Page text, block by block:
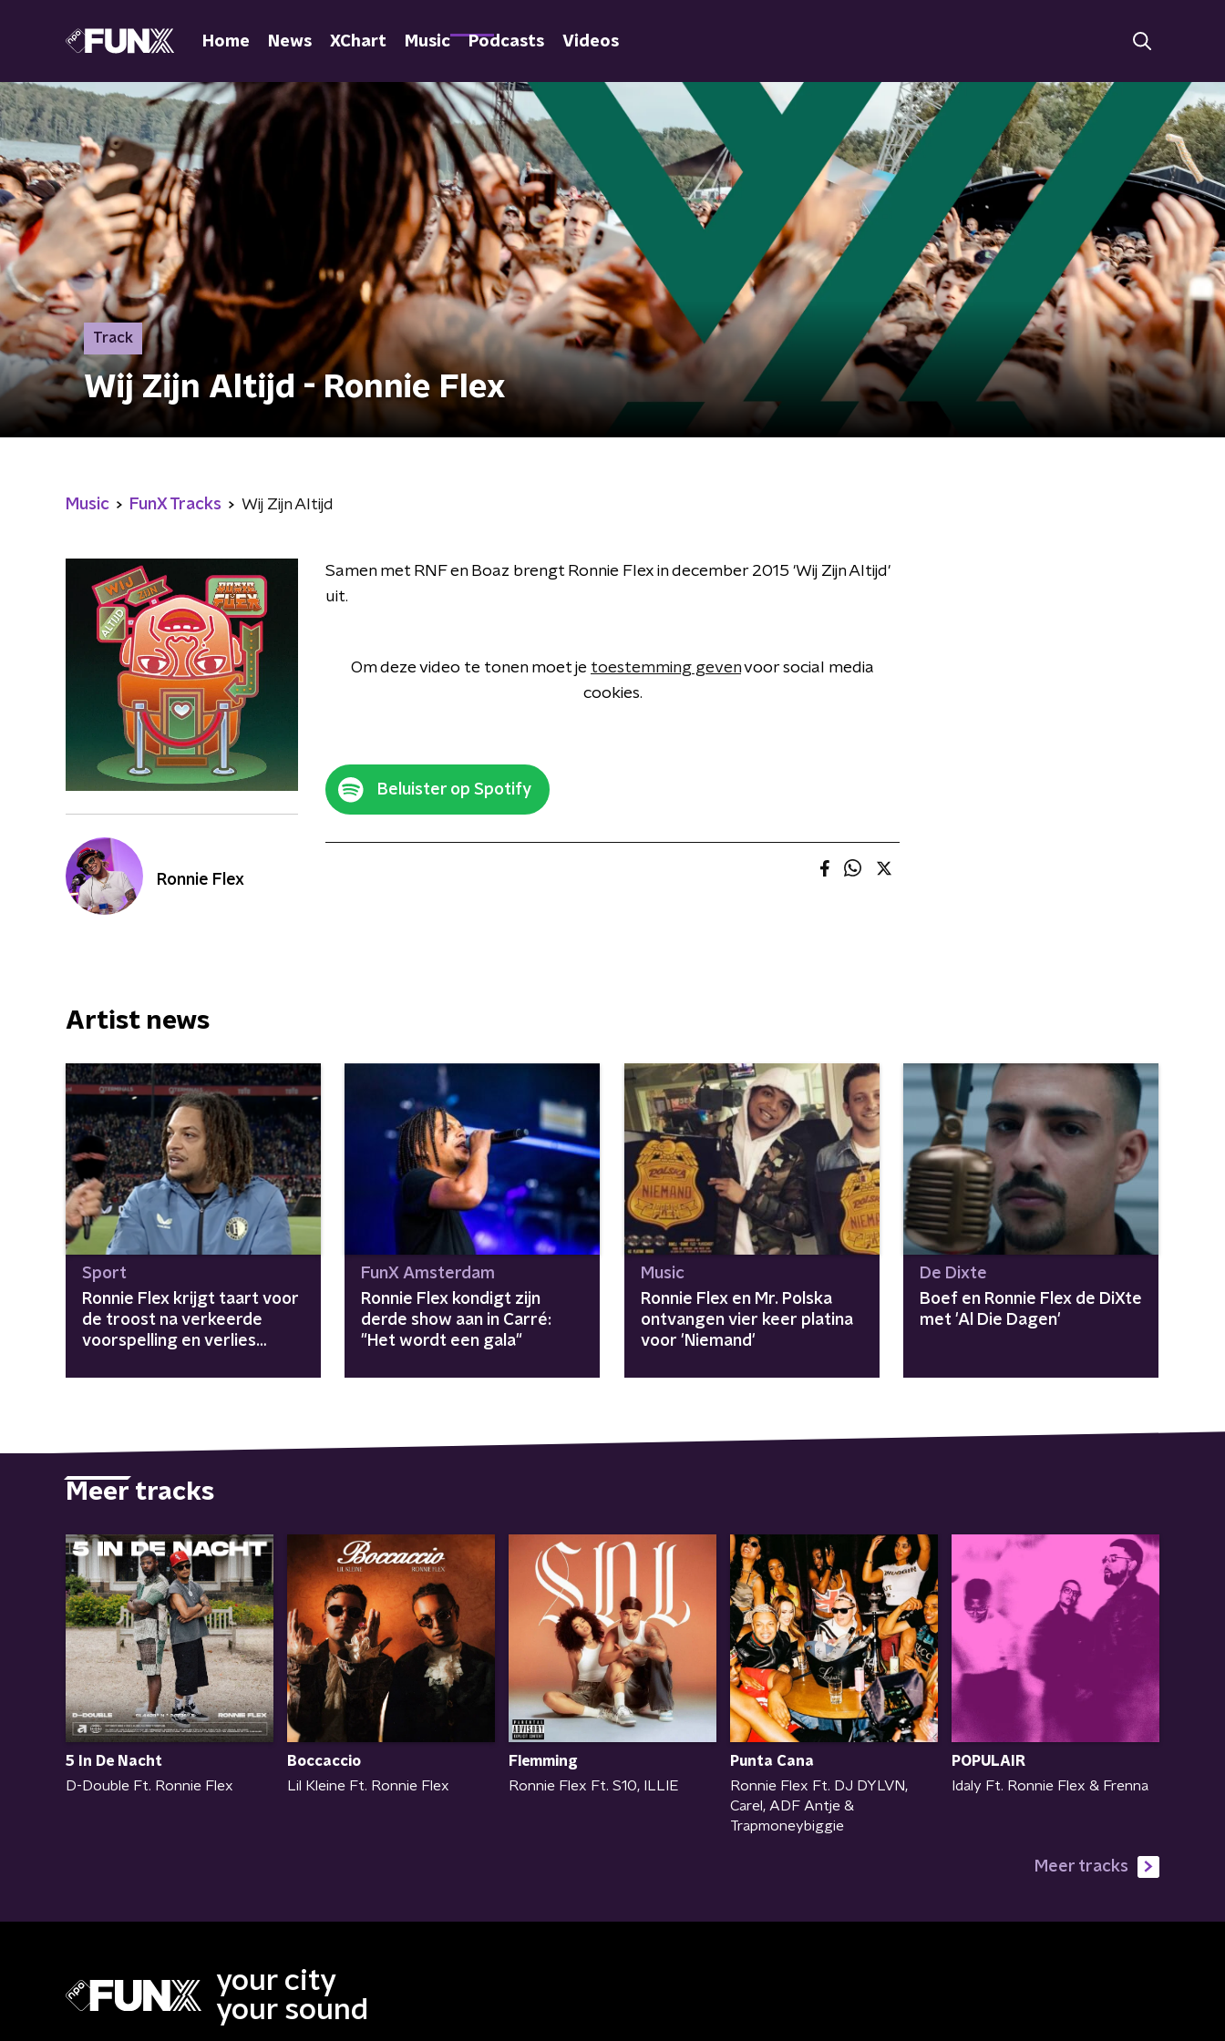
Home News XChart Music Podcasts Videos
Track
Wij Zijn Altijd - Ronnie Flex
Music FunX Tracks Wij Zijn Altijd
Ronnie Flex
Samen met RNF en Boaz brengt Ronnie Flex in december 2015 'Wij Zijn Altijd'
uit.
Om deze video te tonen moet je toestemming gevenvoor social media
cookies.
Beluister op Spotify
Artist news
Sport
Ronnie Flex krijgt taart voor
de troost na verkeerde
voorspelling en verlies
FunX Amsterdam
Ronnie Flex kondigt zijn
derde show aan in Carré:
"Het wordt een gala"
Music
Ronnie Flex en Mr. Polska
ontvangen vier keer platina
voor 'Niemand'
De Dixte
Boef en Ronnie Flex de DiXte
met 'Al Die Dagen'
Meer tracks
5 In De Nacht
D-Double Ft. Ronnie Flex
Boccaccio
Lil Kleine Ft. Ronnie Flex
Flemming
Ronnie Flex Ft. S10, ILLIE
Punta Cana
Ronnie Flex Ft. DJ DYLVN,
Carel, ADF Antje &
Trapmoneybiggie
POPULAIR
Idaly Ft. Ronnie Flex & Frenna
Meer tracks
your city
your sound